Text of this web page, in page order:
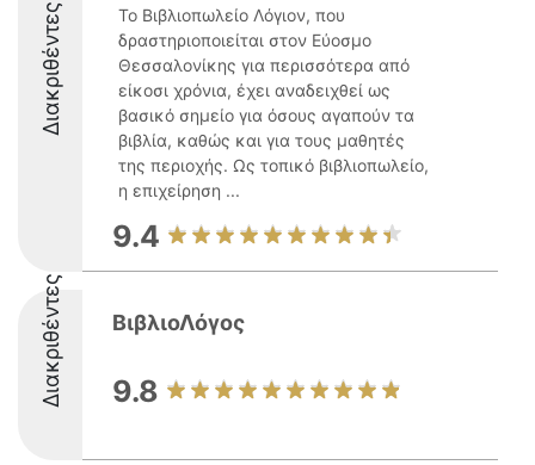
Διακριθέντες
Το Βιβλιοπωλείο Λόγιον, που
δραστηριοποιείται στον Εύοσμο
Θεσσαλονίκης για περισσότερα από
είκοσι χρόνια, έχει αναδειχθεί ως
βασικό σημείο για όσους αγαπούν τα
βιβλία, καθώς και για τους μαθητές
της περιοχής. Ως τοπικό βιβλιοπωλείο,
η επιχείρηση ...
9.4
Διακριθέντες ΒιβλιοΛόγος
9.8